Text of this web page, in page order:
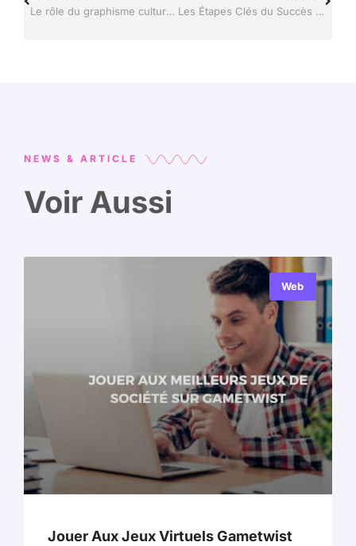
Le rôle du graphisme culturel dans l’identité visuelle des nouvelles technologies Les Étapes Clés du Succès de Myriam Seurat dans la Technologie
NEWS & ARTICLE
Voir Aussi
Web
Jouer Aux Jeux Virtuels Gametwist